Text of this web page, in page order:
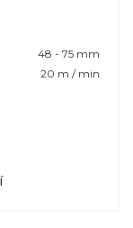
48 - 75 mm
20 m / min